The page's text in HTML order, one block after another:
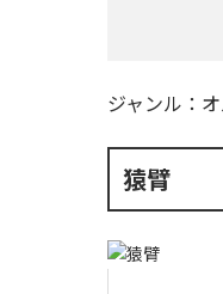
ジャンル：
猿臂